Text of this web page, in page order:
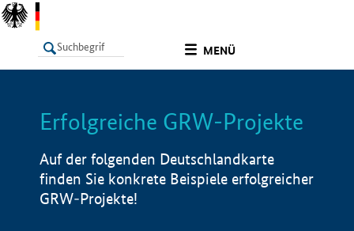
MENÜ
LISTE Info
Erfolgreiche GRW-Projekte
Auf der folgenden Deutschlandkarte
finden Sie konkrete Beispiele erfolgreicher
GRW-Projekte!